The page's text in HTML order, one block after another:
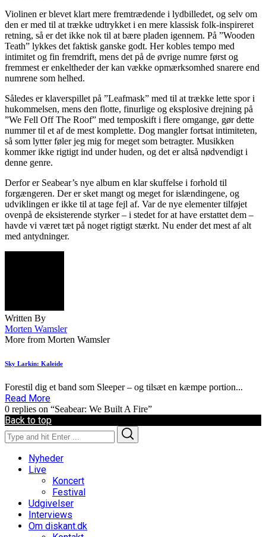
Violinen er blevet klart mere fremtrædende i lydbilledet, og selv om
den er med til at trække udtrykket i en mere klassisk folk-inspireret
retning, så er det ikke nok til at bære pladen igennem. På ”Wooden
Teath” lykkes det faktisk ganske godt. Her kobles tempo med
intimitet og fin fremdrift, mens det på de øvrige numre først og
fremmest er enkeltheder der kan vække opmærksomhed snarere end
numrene som helhed.
Således er klaverspillet på ”Leafmask” med til at trække lette spor i
hukommelsen, mens den flotte, finurlige og eksplosive drejning på
”We Fell Off The Roof” med temposkift i flere omgange, gør dette
nummer til et af de mest komplette. Dog mangler fortsat intimiteten,
så som lytter føler jeg mig for meget som betragter. Musikken
kommer ikke rigtigt ind under huden, og det er altså nødvendigt i
denne genre.
Derfor er Seabear’s nye album en klar skuffelse i forhold til
forgængeren. Der er sket mangt og meget for islændingene, og
udviklingen er ikke til at tage fejl af. Var de nye elementer tilføjet
ovenpå de eksisterende styrker – i stedet for at have erstattet dem –
havde vi været tæt på noget rigtigt stærkt. Nu ender det mest af alt
med antydninger.
Written By
Morten Wamsler
More from Morten Wamsler
Sky Larkin: Kaleide
Forestil dig et band som Sleeper – og tilsæt en kæmpe portion...
Read More
0 replies on “Seabear: We Built A Fire”
Back to top
Search
for:
Nyheder
Live
Koncert
Festival
Udgivelser
Interviews
Om diskant.dk